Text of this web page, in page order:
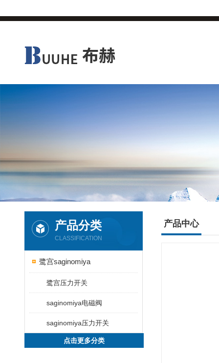
产品分类
CLASSIFICATION
鹭宫saginomiya
鹭宫压力开关
saginomiya电磁阀
saginomiya压力开关
点击更多分类
产品中心